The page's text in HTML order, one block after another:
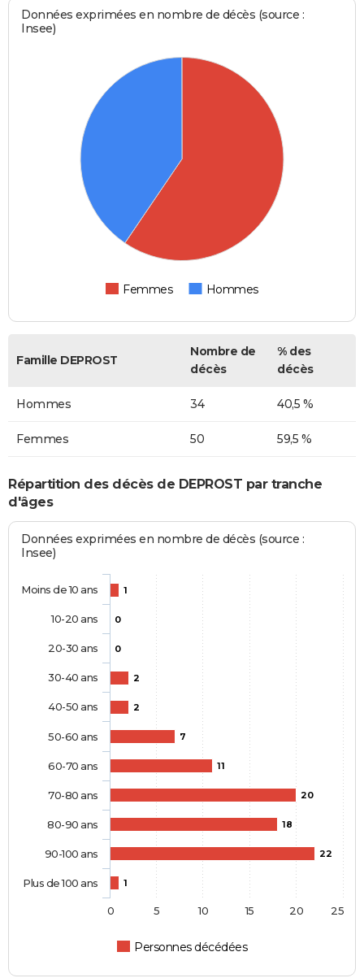
Données exprimées en nombre de décès (source :
Insee)
Femmes Hommes
Famille DEPROST
Nombre de
décès
% des
décès
Hommes 34 40,5 %
Femmes 50 59,5 %
Répartition des décès de DEPROST par tranche
d'âges
Données exprimées en nombre de décès (source :
Insee)
1
0
0
2
2
7
11
20
18
22
1
Personnes décédées
Moins de 10 ans
10-20 ans
20-30 ans
30-40 ans
40-50 ans
50-60 ans
60-70 ans
70-80 ans
80-90 ans
90-100 ans
Plus de 100 ans
0 5 10 15 20 25